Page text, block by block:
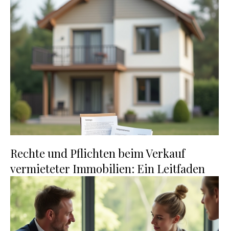
Rechte und Pflichten beim Verkauf
vermieteter Immobilien: Ein Leitfaden